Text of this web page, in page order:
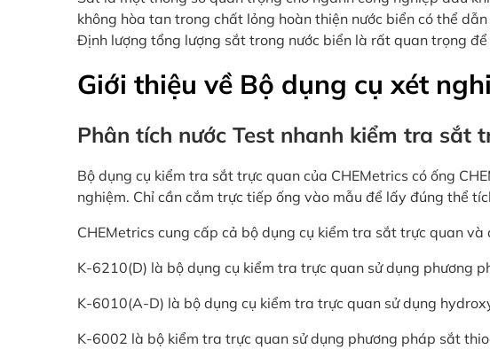
không hòa tan trong chất lỏng hoàn thiện nước biển có thể
Định lượng tổng lượng sắt trong nước biển là rất quan trọng
Giới thiệu về Bộ dụng cụ xét
Phân tích nước Test nhanh kiểm tra sắt
Bộ dụng cụ kiểm tra sắt trực quan của CHEMetrics có ống
nghiệm. Chỉ cần cắm trực tiếp ống vào mẫu để lấy đúng thể
CHEMetrics cung cấp cả bộ dụng cụ kiểm tra sắt trực quan
K-6210(D) là bộ dụng cụ kiểm tra trực quan sử dụng phương
K-6010(A-D) là bộ dụng cụ kiểm tra trực quan sử dụng
K-6002 là bộ kiểm tra trực quan sử dụng phương pháp sắt